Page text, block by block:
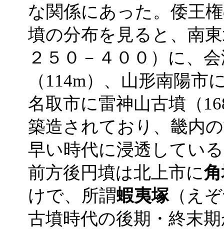
な関係にあった。倭王
墳の分布を見ると、南
２５０－４００）に、
（114m）、山形南陽市
名取市に雷神山古墳（
築造されており、畿内
早い時代に浸透してい
前方後円墳は北上市に
けで、所謂蝦夷塚（え
古墳時代の後期・終末